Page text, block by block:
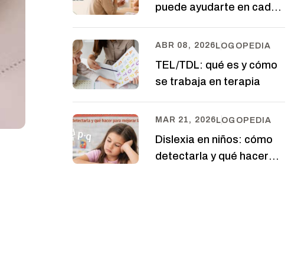
puede ayudarte en cada
ABR 08, 2026 LOGOPEDIA
TEL/TDL: qué es y cómo
se trabaja en terapia
MAR 21, 2026 LOGOPEDIA
Dislexia en niños: cómo
detectarla y qué hacer